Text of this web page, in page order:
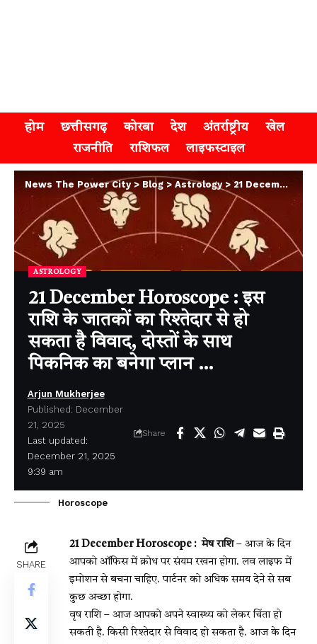
होम छत्तीसगढ़ कोरबा देश अंतर्राष्ट्रीय
खेल
राजनीति
राशिफल लाइफस्टाइल
News The Power City> Blog > Astrology>21 December Horoscope : इस राशि के जातकों का रिश्तेदार से हो सकता है विवाद, दोस्तों के साथ पिकनिक का बनेगा प्लान …
ASTROLOGY
21 December Horoscope : इस
राशि के जातकों का रिश्तेदार से हो
सकता है विवाद, दोस्तों के साथ
पिकनिक का बनेगा प्लान …
Last updated:
December 21, 2025
9:39 am
Arjun Mukherjee
Published: December
21, 2025
Share
Horoscope
SHARE
21 December Horoscope : मेष राशि– आज के दिन
आपको ऑफिस में क्रोध पर संयम रखना होगा. लव लाइफ में
इमोशन से बचना चाहिए. पार्टनर को अधिक समय देने से सब
कुछ अच्छा होगा.
वृष राशि – आज आपको अपने स्वास्थ्य को लेकर चिंता हो
सकती है. किसी रिश्तेदार से विवाद हो सकता है. आज के दिन